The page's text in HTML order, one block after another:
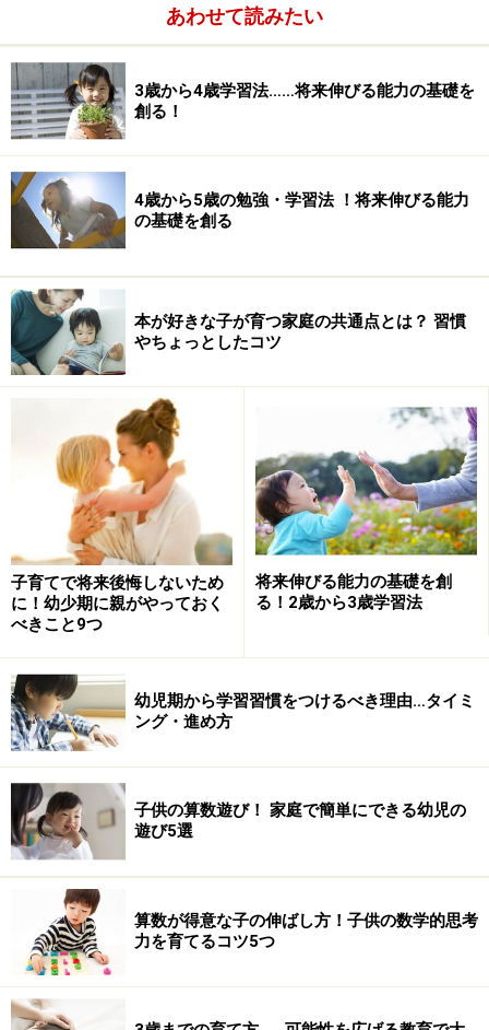
これも、子どもひとりでチャレンジしてみましょう。
＞＞次は、思考力を高める形などをご紹介します。
※記事内容は執筆時点のものです。最新の内容をご確認くださ
あわせて読みたい
3歳から4歳学習法……将来伸びる能力の基礎を
創る！
4歳から5歳の勉強・学習法 ！将来伸びる能力
の基礎を創る
本が好きな子が育つ家庭の共通点とは？ 習慣
やちょっとしたコツ
子育てで将来後悔しないため
に！幼少期に親がやっておく
べきこと9つ
将来伸びる能力の基礎を創
る！2歳から3歳学習法
幼児期から学習習慣をつけるべき理由…タイミ
ング・進め方
子供の算数遊び！ 家庭で簡単にできる幼児の
遊び5選
算数が得意な子の伸ばし方！子供の数学的思考
力を育てるコツ5つ